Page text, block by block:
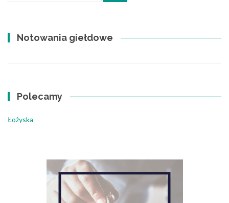
Notowania giełdowe
Polecamy
Łożyska